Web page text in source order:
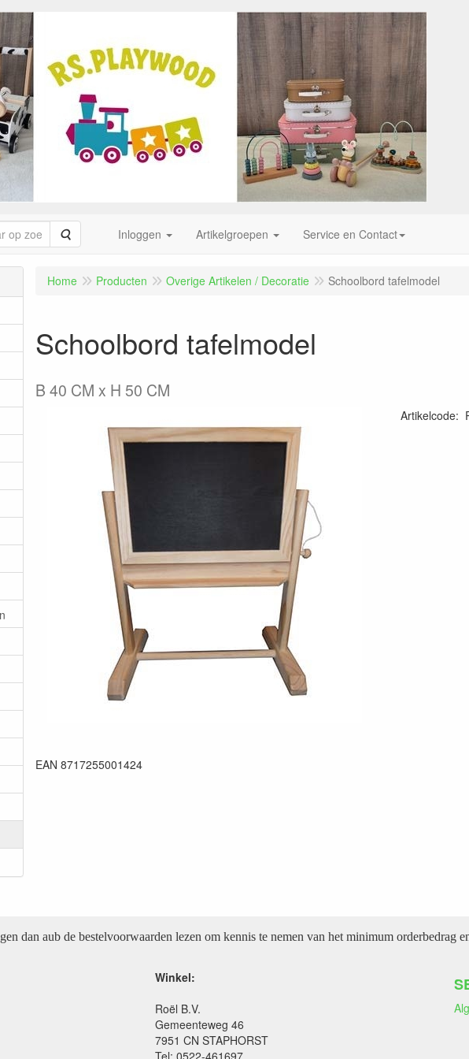
Zoeken Inloggen Artikelgroepen Service en Contact
Home Producten Overige Artikelen / Decoratie Schoolbord tafelmodel
Schoolbord tafelmodel
B 40 CM x H 50 CM
Artikelcode:
EAN 8717255001424
dan aub de bestelvoorwaarden lezen om kennis te nemen van het minimum orderbedrag
Winkel:
Roël B.V.
Gemeenteweg 46
7951 CN STAPHORST
Tel: 0522-461697